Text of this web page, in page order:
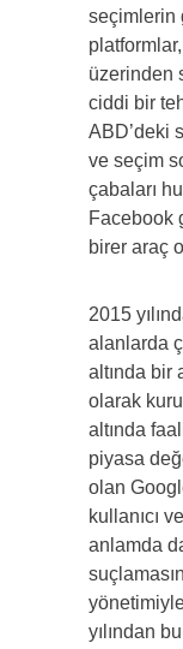
seçimlerin
üzerinden
ciddi bir
ABD’deki
ve seçim
çabaları
Facebook
birer araç
2015
alanlarda
altında bir
olarak
altında
piyasa
olan
kullanıcı
anlamda
yılından